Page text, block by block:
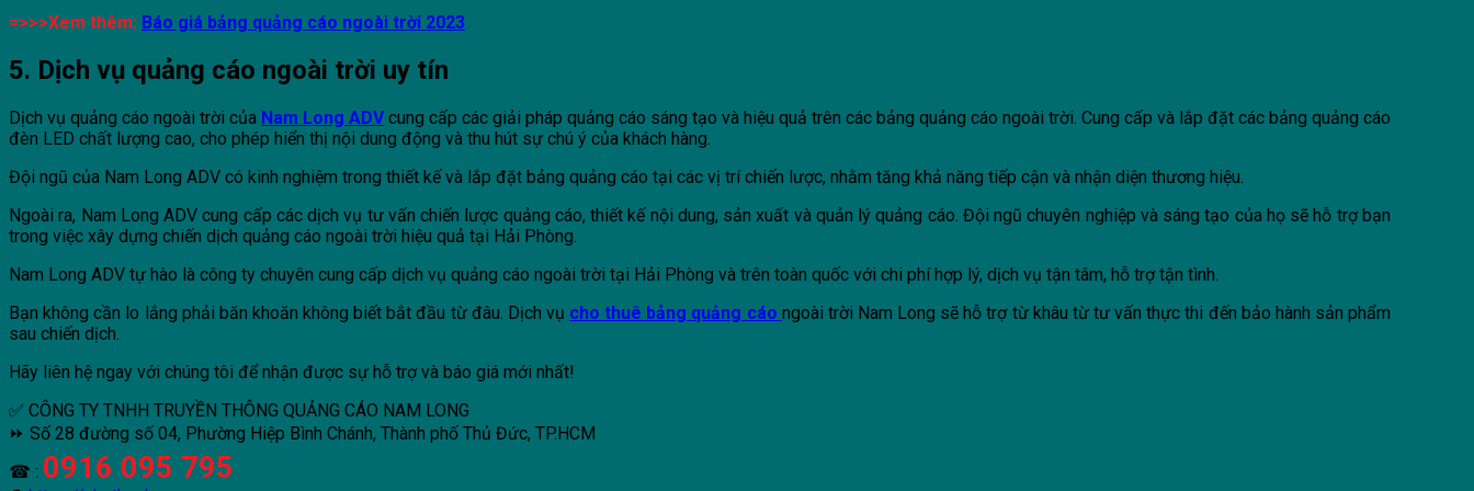
=>>>Xem thêm: Báo giá bảng quảng cáo ngoài trời 2023
5. Dịch vụ quảng cáo ngoài trời uy tín
Dịch vụ quảng cáo ngoài trời của Nam Long ADVcung cấp các giải pháp quảng cáo sáng tạo và hiệu quả trên các bảng quảng cáo ngoài trời. Cung cấp và lắp đặt các bảng quảng cáo
đèn LED chất lượng cao, cho phép hiển thị nội dung động và thu hút sự chú ý của khách hàng.
Đội ngũ của Nam Long ADV có kinh nghiệm trong thiết kế và lắp đặt bảng quảng cáo tại các vị trí chiến lược, nhằm tăng khả năng tiếp cận và nhận diện thương hiệu.
Ngoài ra, Nam Long ADV cung cấp các dịch vụ tư vấn chiến lược quảng cáo, thiết kế nội dung, sản xuất và quản lý quảng cáo. Đội ngũ chuyên nghiệp và sáng tạo của họ sẽ hỗ trợ bạn
trong việc xây dựng chiến dịch quảng cáo ngoài trời hiệu quả tại Hải Phòng.
Nam Long ADV tự hào là công ty chuyên cung cấp dịch vụ quảng cáo ngoài trời tại Hải Phòng và trên toàn quốc với chi phí hợp lý, dịch vụ tận tâm, hỗ trợ tận tình.
Bạn không cần lo lắng phải băn khoăn không biết bắt đầu từ đâu. Dịch vụ cho thuê bảng quảng cáo ngoài trời Nam Long sẽ hỗ trợ từ khâu từ tư vấn thực thi đến bảo hành sản phẩm
sau chiến dịch.
Hãy liên hệ ngay với chúng tôi để nhận được sự hỗ trợ và báo giá mới nhất!
✅ CÔNG TY TNHH TRUYỀN THÔNG QUẢNG CÁO NAM LONG
⏩ Số 28 đường số 04, Phường Hiệp Bình Chánh, Thành phố Thủ Đức, TP.HCM
☎ : 0916 095 795